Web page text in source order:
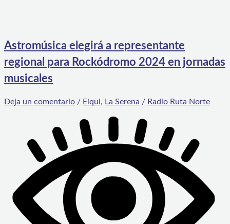
Astromúsica elegirá a representante
regional para Rockódromo 2024 en jornadas
musicales
Deja un comentario / Elqui, La Serena / Radio Ruta Norte